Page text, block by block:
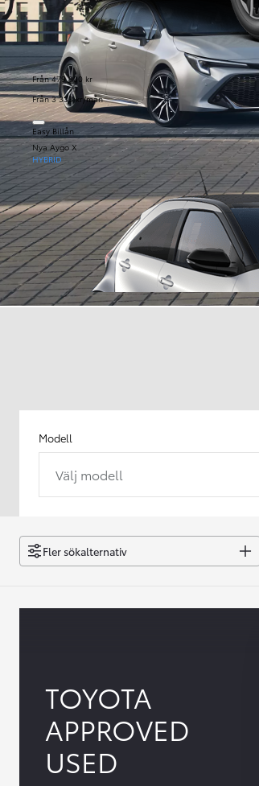
Från 479 900 kr
Från 3 333 kr/mån
Easy Billån
Nya Aygo X
HYBRID
Från 238 900 kr
Easy Billån
GR Yaris
BENSIN
Modell
Välj modell
Fler sökalternativ
TOYOTA
APPROVED
USED